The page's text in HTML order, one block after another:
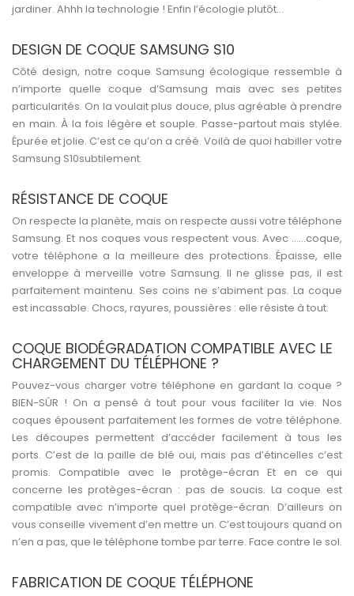
jardiner. Ahhh la technologie ! Enfin l’écologie plutôt...
DESIGN DE COQUE SAMSUNG S10
Côté design, notre coque Samsung écologique ressemble à
n’importe quelle coque d’Samsung mais avec ses petites
particularités. On la voulait plus douce, plus agréable à prendre
en main. À la fois légère et souple. Passe-partout mais stylée.
Épurée et jolie. C’est ce qu’on a créé. Voilà de quoi habiller votre
Samsung S10subtilement.
RÉSISTANCE DE COQUE
On respecte la planète, mais on respecte aussi votre téléphone
Samsung. Et nos coques vous respectent vous. Avec ……coque,
votre téléphone a la meilleure des protections. Épaisse, elle
enveloppe à merveille votre Samsung. Il ne glisse pas, il est
parfaitement maintenu. Ses coins ne s’abiment pas. La coque
est incassable. Chocs, rayures, poussières : elle résiste à tout.
COQUE BIODÉGRADATION COMPATIBLE AVEC LE
CHARGEMENT DU TÉLÉPHONE ?
Pouvez-vous charger votre téléphone en gardant la coque ?
BIEN-SÛR ! On a pensé à tout pour vous faciliter la vie. Nos
coques épousent parfaitement les formes de votre téléphone.
Les découpes permettent d’accéder facilement à tous les
ports. C’est de la paille de blé oui, mais pas d’étincelles c’est
promis. Compatible avec le protège-écran Et en ce qui
concerne les protèges-écran : pas de soucis. La coque est
compatible avec n’importe quel protège-écran. D’ailleurs on
vous conseille vivement d’en mettre un. C’est toujours quand on
n’en a pas, que le téléphone tombe par terre. Face contre le sol.
FABRICATION DE COQUE TÉLÉPHONE